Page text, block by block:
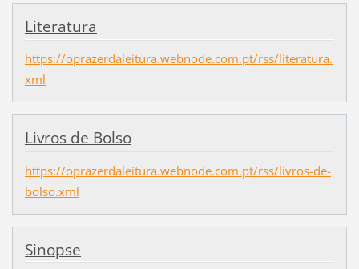
Literatura
https://oprazerdaleitura.webnode.com.pt/rss/literatura.
xml
Livros de Bolso
https://oprazerdaleitura.webnode.com.pt/rss/livros-de-
bolso.xml
Sinopse